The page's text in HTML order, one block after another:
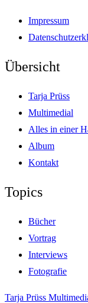
Impressum
Übersicht
Tarja Prüss
Multimedial
Alles in einer
Album
Kontakt
Topics
Bücher
Vortrag
Interviews
Fotografie
Tarja Prüss